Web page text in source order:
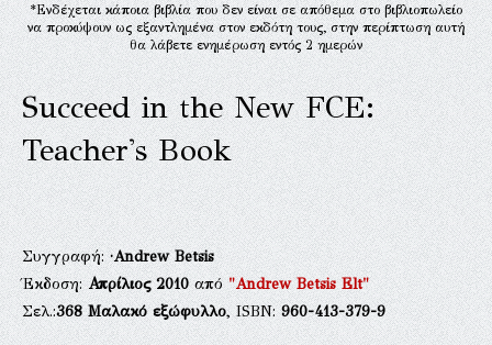
*Ενδέχεται κάποια βιβλία που δεν είναι σε απόθεμα στο βιβλιοπωλείο
να προκύψουν ως εξαντλημένα στον εκδότη τους, στην περίπτωση αυτή
θα λάβετε ενημέρωση εντός 2 ημερών
Succeed in the New FCE:
Teacher's Book
Συγγραφή:·Andrew Betsis
Έκδοση:Απρίλιος 2010από"Andrew Betsis Elt"
Σελ.:368 Μαλακό εξώφυλλο, ISBN:960-413-379-9